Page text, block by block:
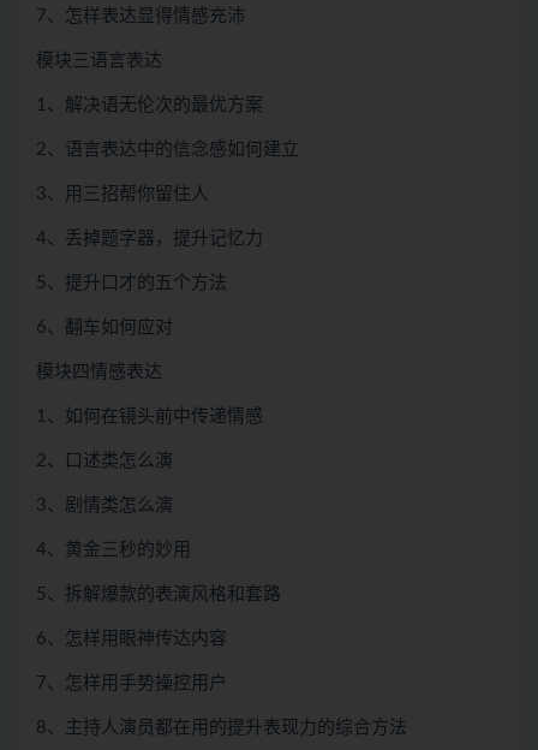
7、怎样表达显得情感充沛
模块三语言表达
1、解决语无伦次的最优方案
2、语言表达中的信念感如何建立
3、用三招帮你留住人
4、丢掉题字器，提升记忆力
5、提升口才的五个方法
6、翻车如何应对
模块四情感表达
1、如何在镜头前中传递情感
2、口述类怎么演
3、剧情类怎么演
4、黄金三秒的妙用
5、拆解爆款的表演风格和套路
6、怎样用眼神传达内容
7、怎样用手势操控用户
8、主持人演员都在用的提升表现力的综合方法